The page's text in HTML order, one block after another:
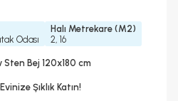
Odası
Halı Metrekare (M2)
2, 16
Sten Bej 120x180 cm
Şıklık Katın!